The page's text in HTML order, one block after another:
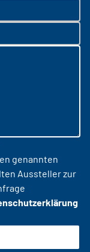
genannten
Aussteller zur